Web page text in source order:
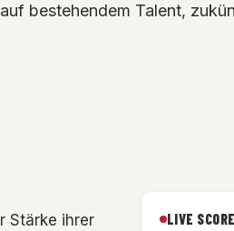
bestehendem Talent,
Stärke ihrer
LIVE